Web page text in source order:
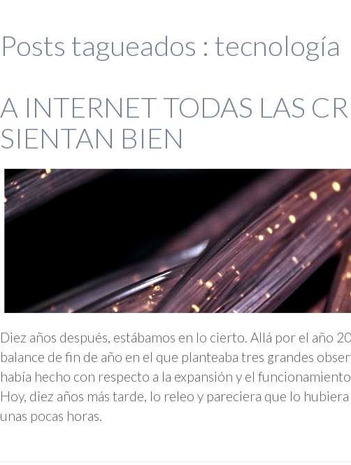
Posts tagueados : tecnología
A INTERNET TODAS LAS
SIENTAN BIEN
Diez años después, estábamos en lo cierto. Allá por el año
balance de fin de año en el que planteaba tres grandes
había hecho con respecto a la expansión y el
Hoy, diez años más tarde, lo releo y pareciera que lo
unas pocas horas.